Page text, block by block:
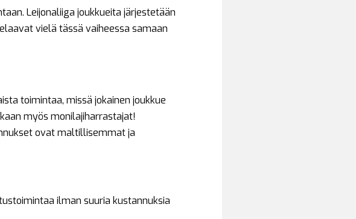
Leijonaliiga joukkueita järjestetään
vielä tässä vaiheessa samaan
toimintaa, missä jokainen joukkue
myös monilajiharrastajat!
ovat maltillisemmat ja
ilman suuria kustannuksia